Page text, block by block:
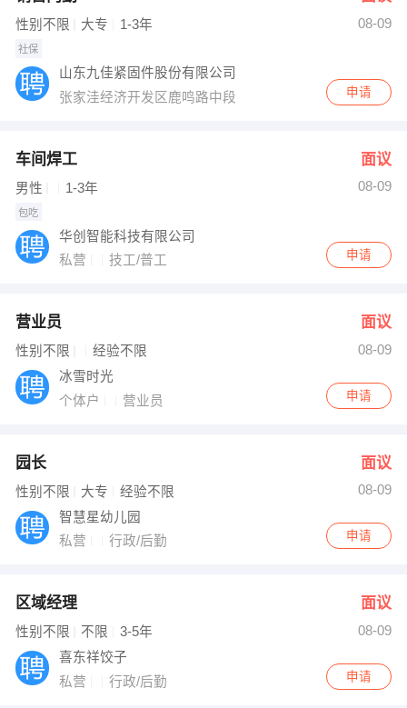
性别不限 大专 1-3年 08-09
社保
山东九佳紧固件股份有限公司
张家洼经济开发区鹿鸣路中段
申请
车间焊工 面议
男性 1-3年 08-09
包吃
华创智能科技有限公司
私营
技工/普工 申请
营业员 面议
性别不限 经验不限
08-09
冰雪时光
个体户
营业员 申请
园长 面议
性别不限 大专 经验不限
08-09
智慧星幼儿园
私营
行政/后勤 申请
区域经理 面议
性别不限 不限 3-5年
08-09
喜东祥饺子
私营
行政/后勤 申请